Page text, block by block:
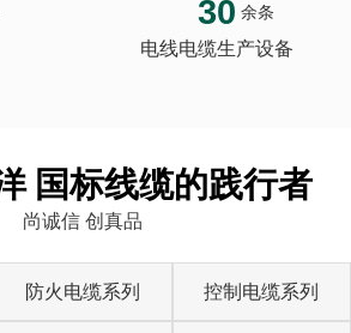
30 余条
电线电缆生产设备
国标线缆的践行者
尚诚信 创真品
防火电缆系列 控制电缆系列